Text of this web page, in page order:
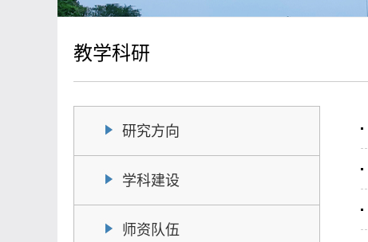
教学科研
研究方向
学科建设
师资队伍